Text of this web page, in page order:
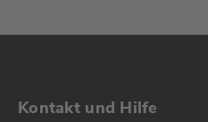
Kontakt und Hilfe